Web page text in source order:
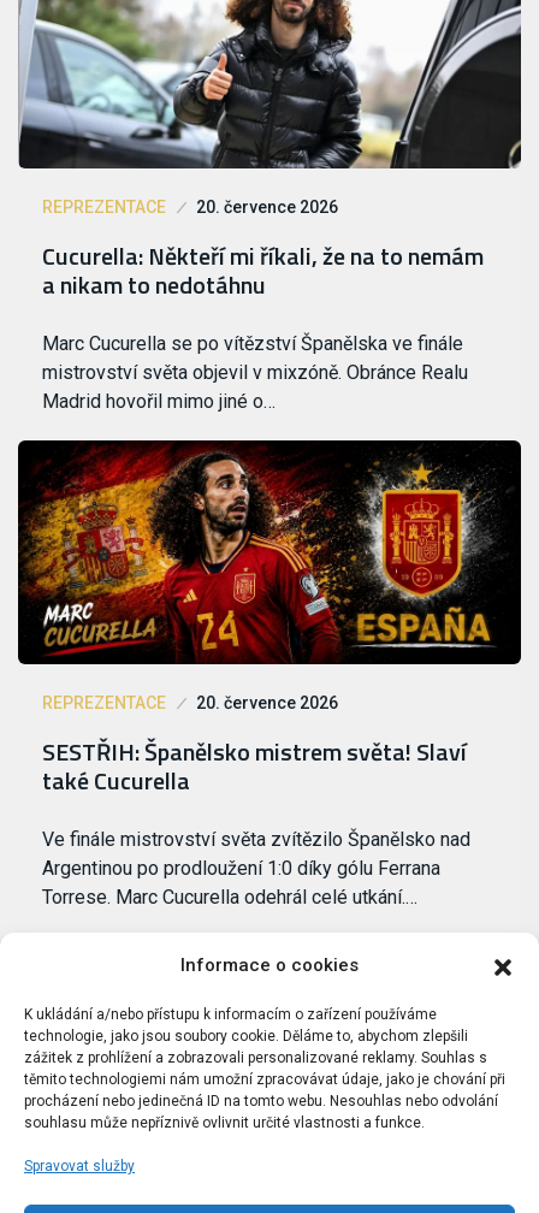
Informace o cookies
K ukládání a/nebo přístupu k informacím o zařízení používáme
technologie, jako jsou soubory cookie. Děláme to, abychom zlepšili
zážitek z prohlížení a zobrazovali personalizované reklamy. Souhlas s
těmito technologiemi nám umožní zpracovávat údaje, jako je chování při
procházení nebo jedinečná ID na tomto webu. Nesouhlas nebo odvolání
souhlasu může nepříznivě ovlivnit určité vlastnosti a funkce.
Spravovat služby
REPREZENTACE 20. července 2026
Cucurella: Někteří mi říkali, že na to nemám
a nikam to nedotáhnu
Marc Cucurella se po vítězství Španělska ve finále
mistrovství světa objevil v mixzóně. Obránce Realu
Madrid hovořil mimo jiné o…
REPREZENTACE 20. července 2026
SESTŘIH: Španělsko mistrem světa! Slaví
také Cucurella
Ve finále mistrovství světa zvítězilo Španělsko nad
Argentinou po prodloužení 1:0 díky gólu Ferrana
Torrese. Marc Cucurella odehrál celé utkání.…